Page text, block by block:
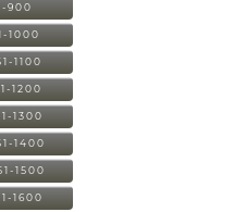
900
1000
1100
1200
1300
1400
1500
1600